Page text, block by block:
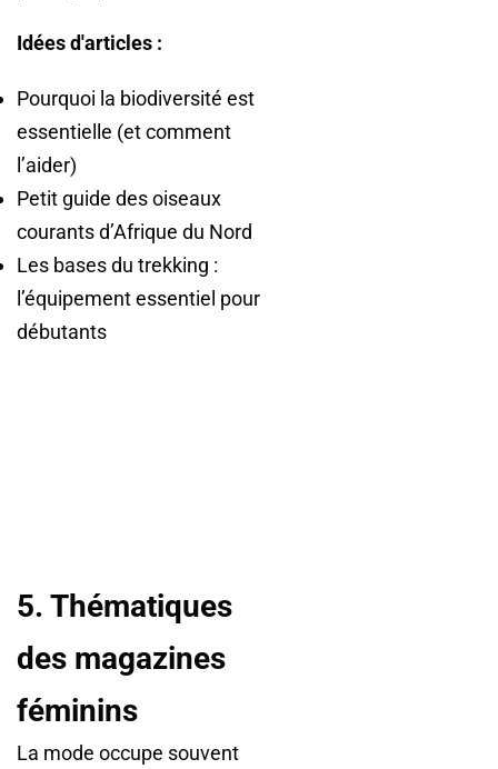
Idées d'articles :
Pourquoi la biodiversité est
essentielle (et comment
l’aider)
Petit guide des oiseaux
courants d’Afrique du Nord
Les bases du trekking :
l’équipement essentiel pour
débutants
5. Thématiques
des magazines
féminins
La mode occupe souvent